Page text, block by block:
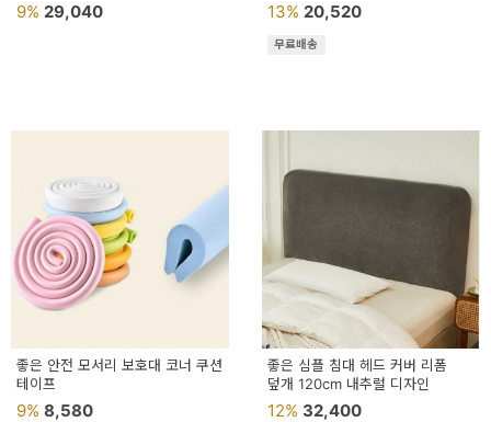
9% 29,040 13% 20,520
무료배송
좋은 안전 모서리 보호대 코너 쿠션
테이프
9% 8,580
좋은 심플 침대 헤드 커버 리폼
덮개 120cm 내추럴 디자인
12% 32,400